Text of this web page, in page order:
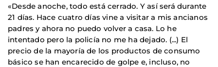
«Desde anoche, todo está cerrado. Y así será durante
21 días. Hace cuatro días vine a visitar a mis ancianos
padres y ahora no puedo volver a casa. Lo he
intentado pero la policía no me ha dejado. (...) El
precio de la mayoría de los productos de consumo
básico se han encarecido de golpe e, incluso, no